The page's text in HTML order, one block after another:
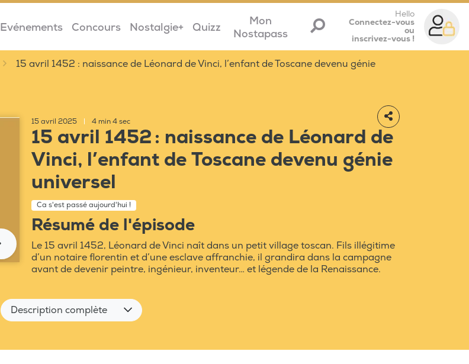
Evénements Concours Nostalgie+ Quizz
Mon
Nostapass
Hello
Connectez-vous
ou
inscrivez-vous !
15 avril 1452 : naissance de Léonard de Vinci, l’enfant de Toscane devenu génie
15 avril 2025 4 min 4 sec
15 avril 1452 : naissance de Léonard de
Vinci, l’enfant de Toscane devenu génie
universel
Ca s'est passé aujourd'hui !
Résumé de l'épisode
Le 15 avril 1452, Léonard de Vinci naît dans un petit village toscan. Fils illégitime
d’un notaire florentin et d’une esclave affranchie, il grandira dans la campagne
avant de devenir peintre, ingénieur, inventeur… et légende de la Renaissance.
Description complète